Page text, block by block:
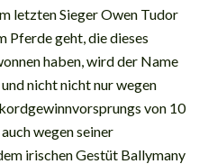
letzten Sieger Owen Tudor
Pferde geht, die dieses
haben, wird der Name
nicht nicht nur wegen
von 10
wegen seiner
irischen Gestüt Ballymany